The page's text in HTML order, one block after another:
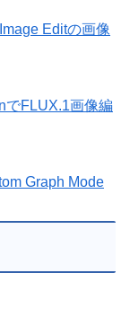
Editの画像
でFLUX.1画像編
Graph Mode